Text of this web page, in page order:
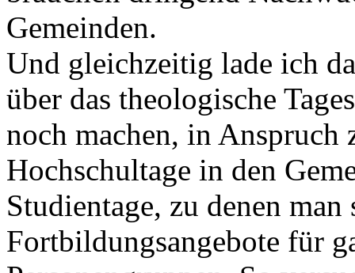
Gemeinden.
Und gleichzeitig lade ich
über das theologische
noch machen, in Anspruch
Hochschultage in den
Studientage, zu denen
Fortbildungsangebote für